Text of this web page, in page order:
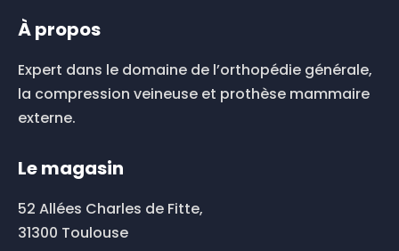
À propos
Expert dans le domaine de l’orthopédie générale,
la compression veineuse et prothèse mammaire
externe.
Le magasin
52 Allées Charles de Fitte,
31300 Toulouse